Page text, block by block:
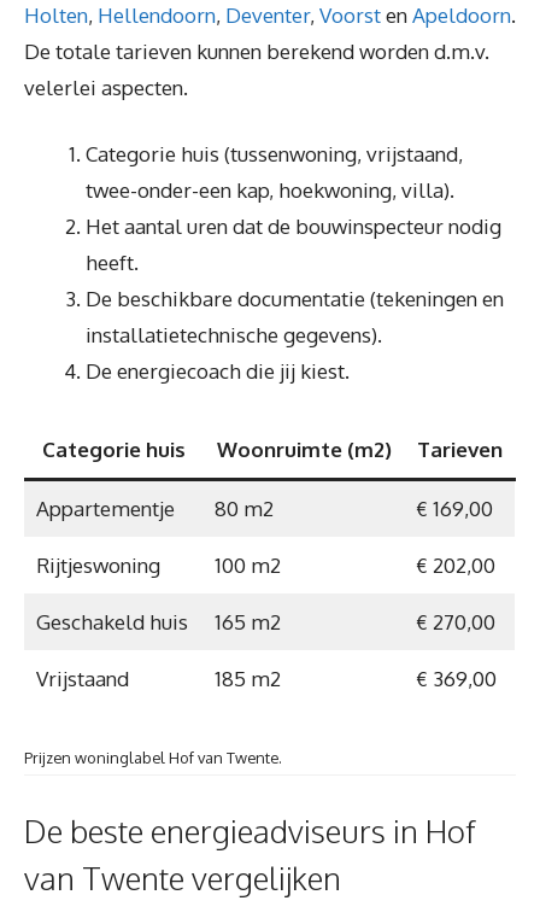
Holten, Hellendoorn, Deventer, VoorstenApeldoorn.
De totale tarieven kunnen berekend worden d.m.v.
velerlei aspecten.
Categorie huis (tussenwoning, vrijstaand,
twee-onder-een kap, hoekwoning, villa).
Het aantal uren dat de bouwinspecteur nodig
heeft.
De beschikbare documentatie (tekeningen en
installatietechnische gegevens).
De energiecoach die jij kiest.
Categorie huis Woonruimte (m2) Tarieven
Appartementje 80 m2 € 169,00
Rijtjeswoning 100 m2 € 202,00
Geschakeld huis 165 m2 € 270,00
Vrijstaand 185 m2 € 369,00
Prijzen woninglabel Hof van Twente.
De beste energieadviseurs in Hof
van Twente vergelijken